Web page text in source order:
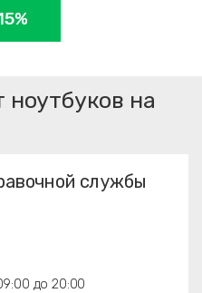
на
службы
до 20:00